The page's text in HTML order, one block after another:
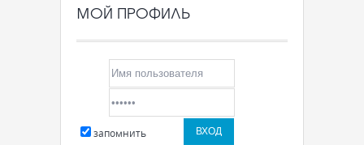
МОЙ ПРОФИЛЬ
запомнить